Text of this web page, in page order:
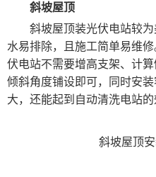
斜坡屋顶
斜坡屋顶装光伏电站较
水易排除，且施工简单易维
伏电站不需要增高支架、计
倾斜角度铺设即可，同时安
大，还能起到自动清洗电站的
斜坡屋顶